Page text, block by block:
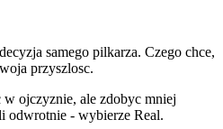
samego pilkarza. Czego chce,
przyszlosc.
ojczyznie, ale zdobyc mniej
odwrotnie - wybierze Real.